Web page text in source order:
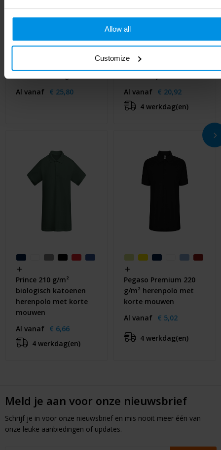
Allow all
Customize
Al vanaf € 25,80
Rudolph unisex
Al vanaf € 20,92
4 werkdag(en)
Prince 210 g/m²
biologisch katoenen
herenpolo met korte
mouwen
Al vanaf € 6,66
4 werkdag(en)
Pegaso Premium 220
g/m² herenpolo met
korte mouwen
Al vanaf € 5,02
4 werkdag(en)
Meld je aan voor onze nieuwsbrief
Schrijf je in voor onze nieuwsbrief en mis nooit meer één van
onze leuke aanbiedingen of updates.